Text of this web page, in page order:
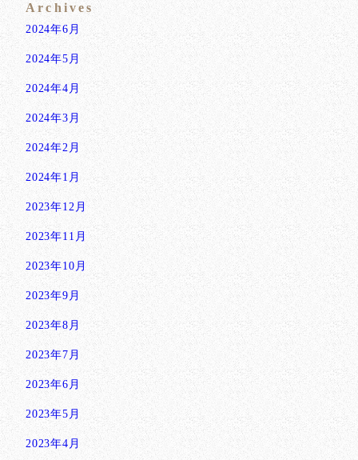
Archives
2024年6月
2024年5月
2024年4月
2024年3月
2024年2月
2024年1月
2023年12月
2023年11月
2023年10月
2023年9月
2023年8月
2023年7月
2023年6月
2023年5月
2023年4月